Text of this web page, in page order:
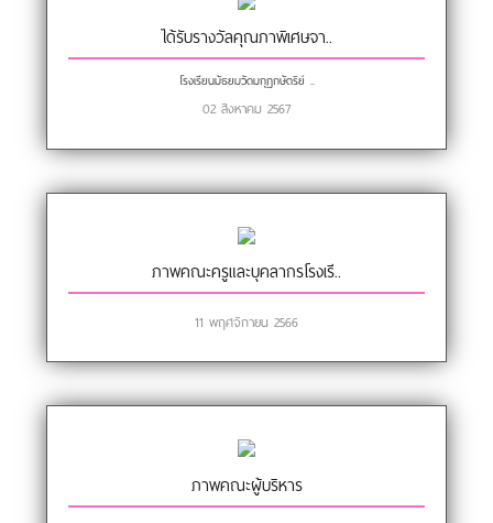
ได้รับรางวัลคุณภาพิเศษจา..
โรงเรียนมัธยมวัดมกุฏกษัตริย์ ..
02 สิงหาคม 2567
ภาพคณะครูและบุคลากรโรงเรี..
11 พฤศจิกายน 2566
ภาพคณะผู้บริหาร